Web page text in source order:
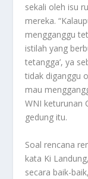
sekali oleh isu
mereka.
mengganggu
istilah yang
tetangga’, ya
tidak diganggu
mau
WNI keturunan
gedung itu.
Soal rencana
kata Ki
secara baik-